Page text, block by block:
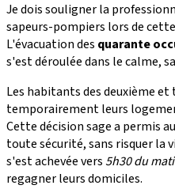
Je dois souligner la
sapeurs-pompiers lors de
L'évacuation des quarante
s'est déroulée dans le calme,
Les habitants des deuxième
temporairement leurs
Cette décision sage a permis
toute sécurité, sans risquer la
s'est achevée vers 5h30 du
regagner leurs domiciles.